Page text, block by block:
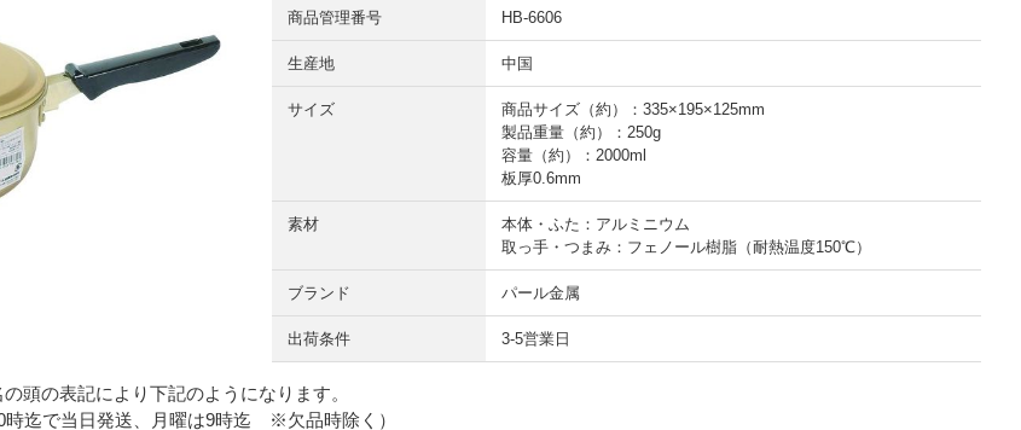
商品管理番号 HB-6606
生産地 中国
サイズ
商品サイズ（約）：335×195×125mm
製品重量（約）：250g
容量（約）：2000ml
板厚0.6mm
素材
本体・ふた：アルミニウム
取っ手・つまみ：フェノール樹脂（耐熱温度150℃）
ブランド パール金属
出荷条件 3-5営業日
の表記により下記のようになります。
で当日発送、月曜は9時迄 ※欠品時除く）